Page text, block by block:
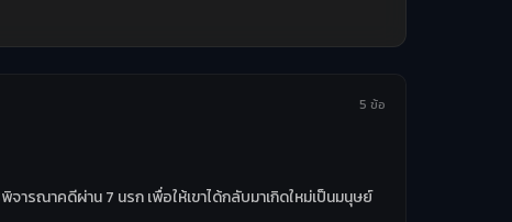
5 ข้อ
ารณาคดีผ่าน 7 นรก เพื่อให้เขาได้กลับมาเกิดใหม่เป็นมนุษย์